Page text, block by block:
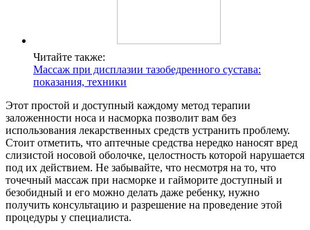
Читайте также:
Массаж при дисплазии тазобедренного сустава:
показания, техники
Этот простой и доступный каждому метод терапии
заложенности носа и насморка позволит вам без
использования лекарственных средств устранить проблему.
Стоит отметить, что аптечные средства нередко наносят вред
слизистой носовой оболочке, целостность которой нарушается
под их действием. Не забывайте, что несмотря на то, что
точечный массаж при насморке и гайморите доступный и
безобидный и его можно делать даже ребенку, нужно
получить консультацию и разрешение на проведение этой
процедуры у специалиста.